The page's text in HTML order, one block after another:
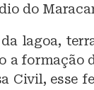
do
lagoa,
a formação
Civil, esse